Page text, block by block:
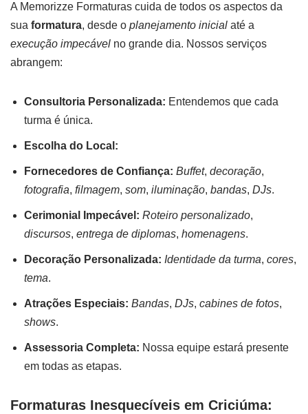
A Memorizze Formaturas cuida de todos os aspectos da
sua formatura, desde o planejamento inicial até a
execução impecável no grande dia. Nossos serviços
abrangem:
Consultoria Personalizada: Entendemos que cada
turma é única.
Escolha do Local:
Fornecedores de Confiança: Buffet, decoração,
fotografia, filmagem, som, iluminação, bandas, DJs.
Cerimonial Impecável: Roteiro personalizado,
discursos, entrega de diplomas, homenagens.
Decoração Personalizada: Identidade da turma, cores,
tema.
Atrações Especiais: Bandas, DJs, cabines de fotos,
shows.
Assessoria Completa: Nossa equipe estará presente
em todas as etapas.
Formaturas Inesquecíveis em Criciúma: